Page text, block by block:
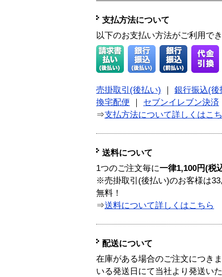
支払方法について
以下のお支払い方法がご利用で
売掛取引(後払い)
銀行振込(後
換宅配便
セブンイレブン決済
⇒支払方法について詳しくはこ
送料について
1つのご注文毎に一律1,100円(税
※売掛取引(後払い)のお客様は
無料！
⇒送料について詳しくはこちら
配送について
在庫がある場合のご注文につき
いる発送日にて当社より発送い